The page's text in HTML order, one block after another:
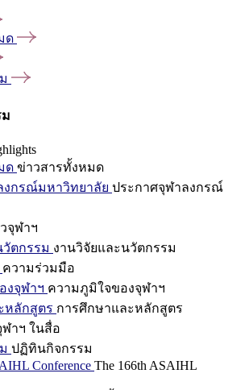
ด
ด ข่าวสารทั้งหมด
งกรณ์มหาวิทยาลัย ประกาศจุฬาลงกรณ์
จุฬาฯ
ตกรรม งานวิจัยและนวัตกรรม
ความร่วมมือ
งจุฬาฯ ความภูมิใจของจุฬาฯ
หลักสูตร การศึกษาและหลักสูตร
ฬาฯ ในสื่อ
ปฏิทินกิจกรรม
Conference The 166th ASAIHL